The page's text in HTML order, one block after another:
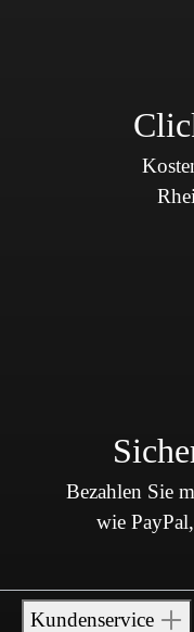
Bezahlen Sie
wie
Kundenservice